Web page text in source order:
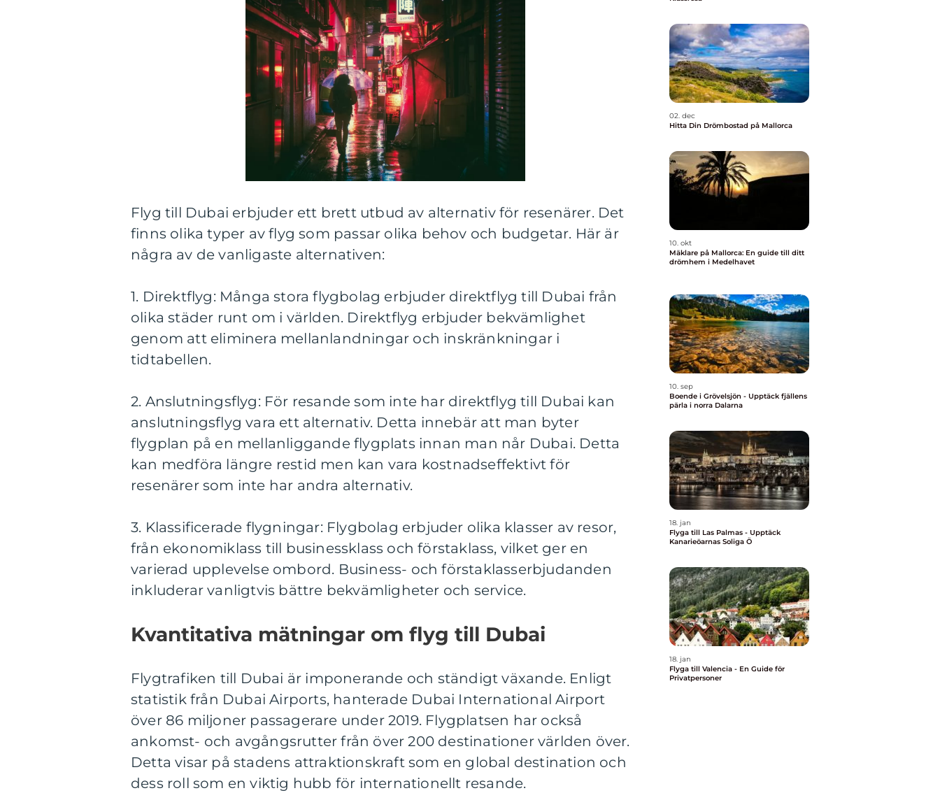
Flyg till Dubai erbjuder ett brett utbud av alternativ för resenärer. Det
finns olika typer av flyg som passar olika behov och budgetar. Här är
några av de vanligaste alternativen:
1. Direktflyg: Många stora flygbolag erbjuder direktflyg till Dubai från
olika städer runt om i världen. Direktflyg erbjuder bekvämlighet
genom att eliminera mellanlandningar och inskränkningar i
tidtabellen.
2. Anslutningsflyg: För resande som inte har direktflyg till Dubai kan
anslutningsflyg vara ett alternativ. Detta innebär att man byter
flygplan på en mellanliggande flygplats innan man når Dubai. Detta
kan medföra längre restid men kan vara kostnadseffektivt för
resenärer som inte har andra alternativ.
3. Klassificerade flygningar: Flygbolag erbjuder olika klasser av resor,
från ekonomiklass till businessklass och förstaklass, vilket ger en
varierad upplevelse ombord. Business- och förstaklasserbjudanden
inkluderar vanligtvis bättre bekvämligheter och service.
Kvantitativa mätningar om flyg till Dubai
Flygtrafiken till Dubai är imponerande och ständigt växande. Enligt
statistik från Dubai Airports, hanterade Dubai International Airport
över 86 miljoner passagerare under 2019. Flygplatsen har också
ankomst- och avgångsrutter från över 200 destinationer världen över.
Detta visar på stadens attraktionskraft som en global destination och
dess roll som en viktig hubb för internationellt resande.
02. dec
Hitta Din Drömbostad på Mallorca
10. okt
Mäklare på Mallorca: En guide till ditt
drömhem i Medelhavet
10. sep
Boende i Grövelsjön - Upptäck fjällens
pärla i norra Dalarna
18. jan
Flyga till Las Palmas - Upptäck
Kanarieöarnas Soliga Ö
18. jan
Flyga till Valencia - En Guide för
Privatpersoner